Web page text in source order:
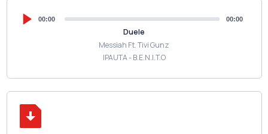
00:00 00:00
Duele
Messiah Ft. Tivi Gunz
IPAUTA - B.E.N.I.T.O